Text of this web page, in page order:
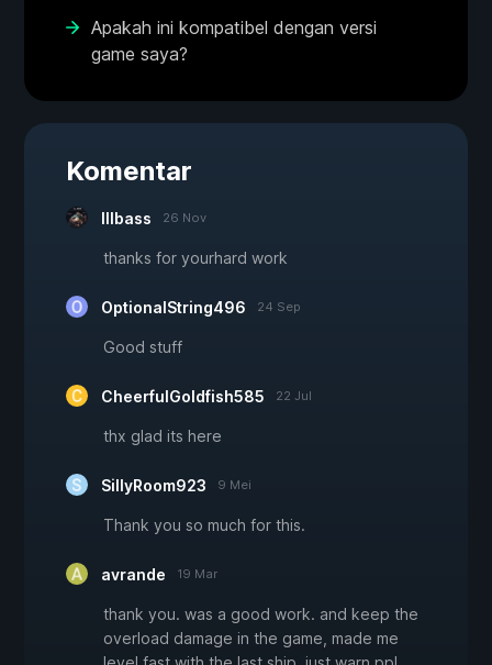
Apakah ini kompatibel dengan versi
game saya?
Komentar
Illbass 26 Nov
thanks for yourhard work
OptionalString496 24 Sep
Good stuff
CheerfulGoldfish585 22 Jul
thx glad its here
SillyRoom923 9 Mei
Thank you so much for this.
avrande 19 Mar
thank you. was a good work. and keep the
overload damage in the game, made me